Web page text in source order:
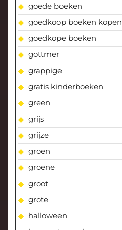
goede boeken
goedkoop boeken kopen
goedkope boeken
gottmer
grappige
gratis kinderboeken
green
grijs
grijze
groen
groene
groot
grote
halloween